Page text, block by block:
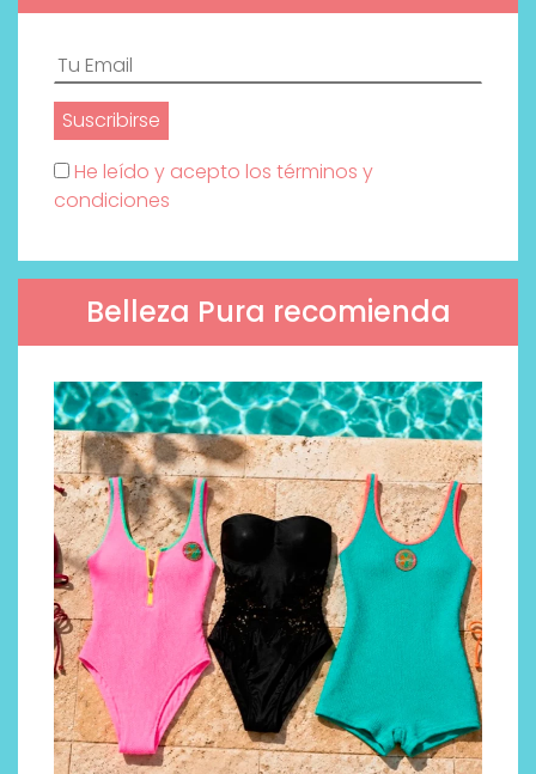
He leído y acepto los términos y
condiciones
Belleza Pura recomienda